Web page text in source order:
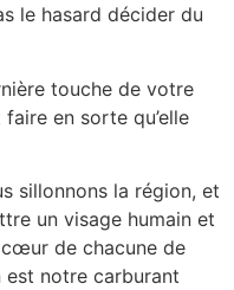
le hasard décider du
touche de votre
en sorte qu’elle
sillonnons la région, et
un visage humain et
de chacune de
est notre carburant